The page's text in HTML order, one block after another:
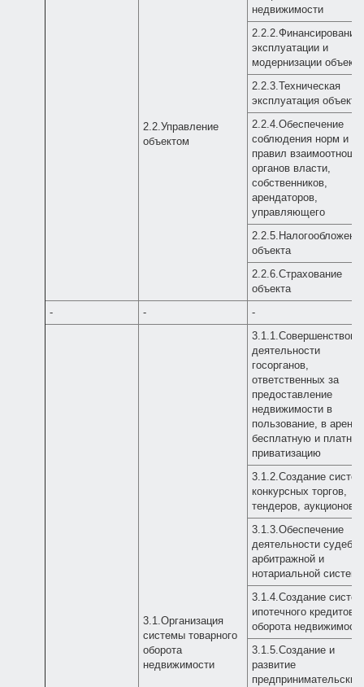
2.2.Управление
объектом
недвижимости
2.2.2.Финансирование
эксплуатации и
модернизации объекта
2.2.3.Техническая
эксплуатация объекта
2.2.4.Обеспечение
соблюдения норм и
правил
органов власти,
собственников,
арендаторов,
управляющего
объекта
2.2.6.Страхование
объекта
-
- -
3.1.Организация
системы товарного
оборота
недвижимости
деятельности
госорганов,
ответственных за
предоставление
недвижимости в
пользование, в
бесплатную и
приватизацию
3.1.2.Создание
конкурсных торгов,
тендеров, аукционов
3.1.3.Обеспечение
деятельности
арбитражной и
нотариальной
3.1.4.Создание
ипотечного
оборота
3.1.5.Создание и
развитие
предпринимательских